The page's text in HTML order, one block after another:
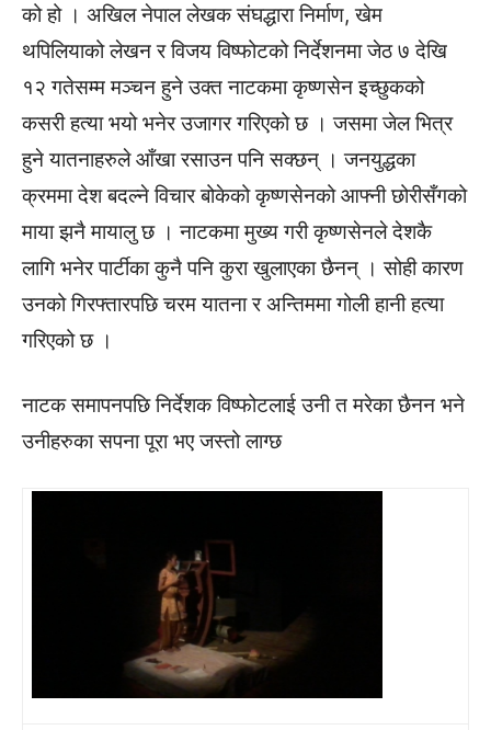
को हो । अखिल नेपाल लेखक संघद्धारा निर्माण, खेम
थपिलियाको लेखन र विजय विष्फोटको निर्देशनमा जेठ ७ देखि
१२ गतेसम्म मञ्चन हुने उक्त नाटकमा कृष्णसेन इच्छुकको
कसरी हत्या भयो भनेर उजागर गरिएको छ । जसमा जेल भित्र
हुने यातनाहरुले आँखा रसाउन पनि सक्छन् । जनयुद्धका
क्रममा देश बदल्ने विचार बोकेको कृष्णसेनको आफ्नी छोरीसँगको
माया झनै मायालु छ । नाटकमा मुख्य गरी कृष्णसेनले देशकै
लागि भनेर पार्टीका कुनै पनि कुरा खुलाएका छैनन् । सोही कारण
उनको गिरफ्तारपछि चरम यातना र अन्तिममा गोली हानी हत्या
गरिएको छ ।
नाटक समापनपछि निर्देशक विष्फोटलाई उनी त मरेका छैनन भने
उनीहरुका सपना पूरा भए जस्तो लाग्छ